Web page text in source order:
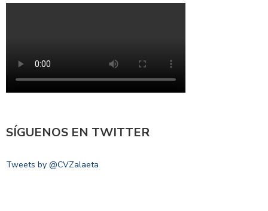
SÍGUENOS EN TWITTER
Tweets by @CVZalaeta